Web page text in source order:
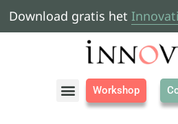
Download gratis het
Workshop